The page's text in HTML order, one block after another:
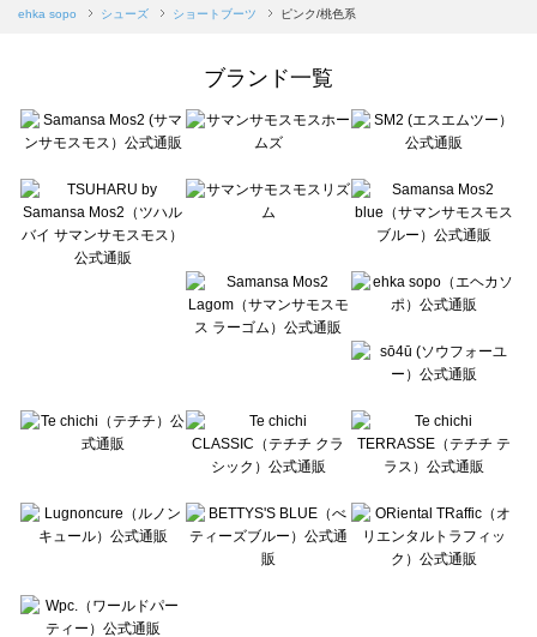
Samansa Mos2 blue（サマンサモスモス ブルー）のショートブーツ一覧
sō4ū（ソウフォーユー）のショートブーツ一覧
Te chichi（テチチ）のショートブーツ一覧
Te chichi CLASSIC（テチチ クラシック）のショートブーツ一覧
Lugnoncure（ルノンキュール）のショートブーツ一覧
BETTY'S BLUE（べティーズブルー）のショートブーツ一覧
Wpc.（ワールドパーティー）のショートブーツ一覧
ehka sopo シューズ ショートブーツ ピンク/桃色系
ブランド一覧